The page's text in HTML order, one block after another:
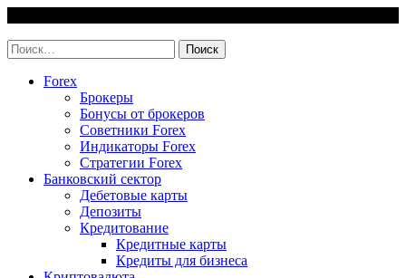
content
Найти:
Forex
Брокеры
Бонусы от брокеров
Советники Forex
Индикаторы Forex
Стратегии Forex
Банковский сектор
Дебетовые карты
Депозиты
Кредитование
Кредитные карты
Кредиты для бизнеса